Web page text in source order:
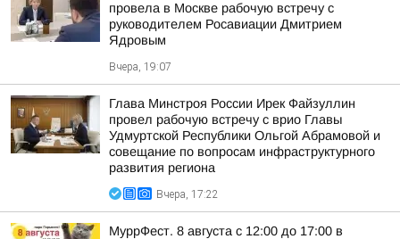
провела в Москве рабочую встречу с
руководителем Росавиации Дмитрием
Ядровым
Вчера, 19:07
Глава Минстроя России Ирек Файзуллин
провел рабочую встречу с врио Главы
Удмуртской Республики Ольгой Абрамовой и
совещание по вопросам инфраструктурного
развития региона
Вчера, 17:22
МуррФест. 8 августа с 12:00 до 17:00 в